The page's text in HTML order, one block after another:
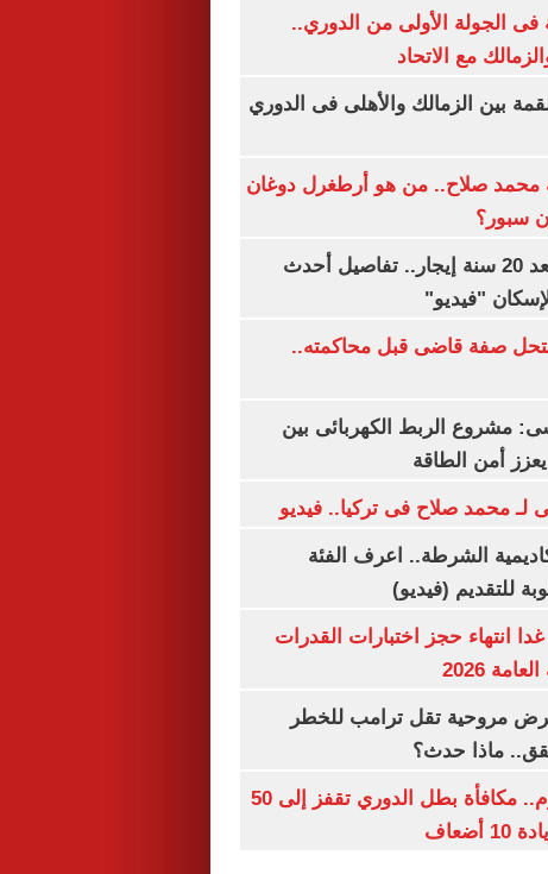
الجولة الأولى من الدوري..
مع الاتحاد
بين الزمالك والأهلى فى الدوري
صلاح.. من هو أرطغرل دوغان
سبور؟
شقتك ملكك بعد 20 سنة إيجار.. تفاصيل أحدث
"فيديو"
صفة قاضى قبل محاكمته..
مشروع الربط الكهربائى بين
أمن الطاقة
لـ محمد صلاح فى تركيا.. فيديو
الشرطة.. اعرف الفئة
للتقديم (فيديو)
انتهاء حجز اختبارات القدرات
2026
مروحية تقل ترامب للخطر
ماذا حدث؟
قبل قرعة اليوم.. مكافأة بطل الدوري تقفز إلى 50